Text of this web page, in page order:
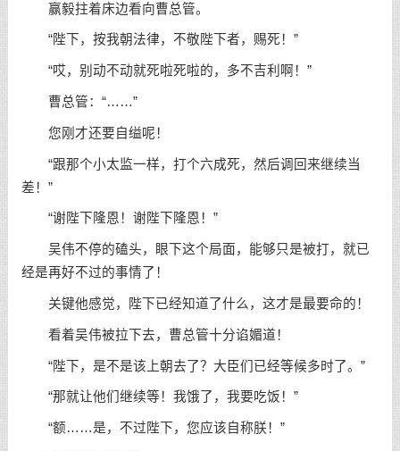
赢毅拄着床边看向曹总管。
“陛下，按我朝法律，不敬陛下者，赐死！”
“哎，别动不动就死啦死啦的，多不吉利啊！”
曹总管：“……”
您刚才还要自缢呢！
“跟那个小太监一样，打个六成死，然后调回来继续当
差！”
“谢陛下隆恩！谢陛下隆恩！”
吴伟不停的磕头，眼下这个局面，能够只是被打，就已
经是再好不过的事情了！
关键他感觉，陛下已经知道了什么，这才是最要命的！
看着吴伟被拉下去，曹总管十分谄媚道！
“陛下，是不是该上朝去了？大臣们已经等候多时了。”
“那就让他们继续等！我饿了，我要吃饭！”
“额……是，不过陛下，您应该自称朕！”